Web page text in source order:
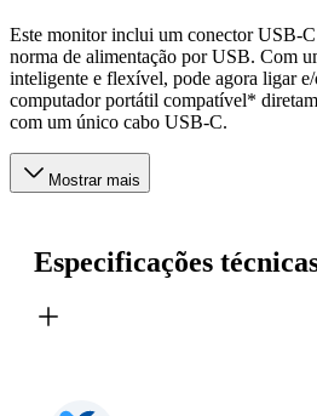
Este monitor inclui um conector USB-C
norma de alimentação por USB. Com
inteligente e flexível, pode agora ligar e/
computador portátil compatível*
com um único cabo USB-C.
Mostrar mais
Especificações